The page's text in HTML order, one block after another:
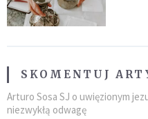
SKOMENTUJ
Arturo Sosa SJ o uwięzionym
niezwykłą odwagę